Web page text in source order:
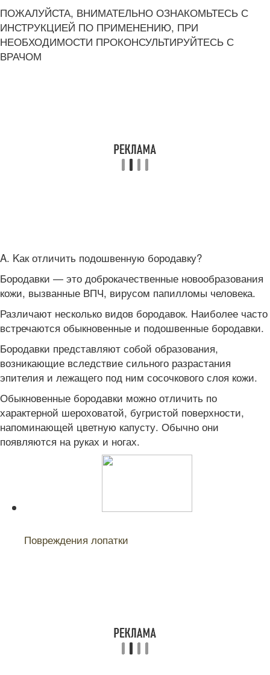
ПОЖАЛУЙСТА, ВНИМАТЕЛЬНО ОЗНАКОМЬТЕСЬ С
ИНСТРУКЦИЕЙ ПО ПРИМЕНЕНИЮ, ПРИ
НЕОБХОДИМОСТИ ПРОКОНСУЛЬТИРУЙТЕСЬ С
ВРАЧОМ
Α. Κак отличить подошвенную бородавку?
Бородавки — это доброкачественные новообразования
кожи, вызванные ВПЧ, вирусом папилломы человека.
Различают несколько видов бородавок. Наиболее часто
встречаются обыкновенные и подошвенные бородавки.
Бородавки представляют собой образования,
возникающие вследствие сильного разрастания
эпителия и лежащего под ним сосочкового слоя кожи.
Обыкновенные бородавки можно отличить по
характерной шероховатой, бугристой поверхности,
напоминающей цветную капусту. Обычно они
появляются на руках и ногах.
Повреждения лопатки